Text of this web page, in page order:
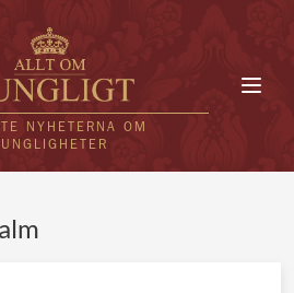
NYHETERNA OM